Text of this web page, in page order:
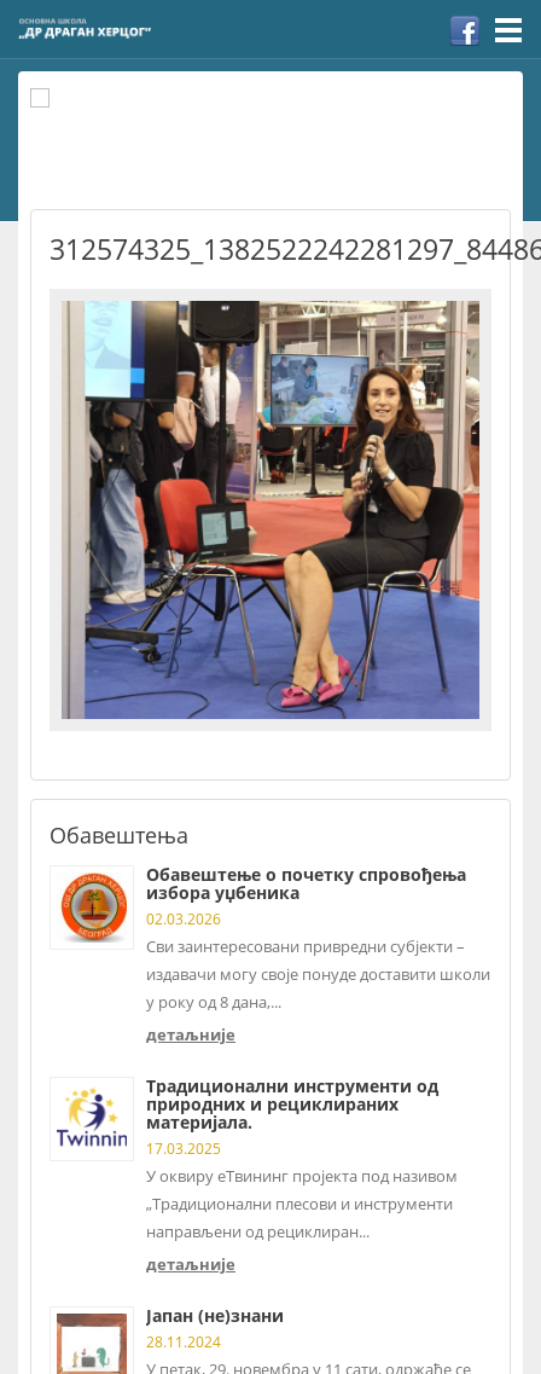
Обавештења
Обавештење о почетку спровођења
избора уџбеника
02.03.2026
Сви заинтересовани привредни субјекти –
издавачи могу своје понуде доставити школи
у року од 8 дана,...
детаљније
Традиционални инструменти од
природних и рециклираних
материјала.
17.03.2025
У оквиру еТвининг пројекта под називом
„Традиционални плесови и инструменти
направљени од рециклиран...
детаљније
Јапан (не)знани
28.11.2024
У петак, 29. новембра у 11 сати, одржаће се